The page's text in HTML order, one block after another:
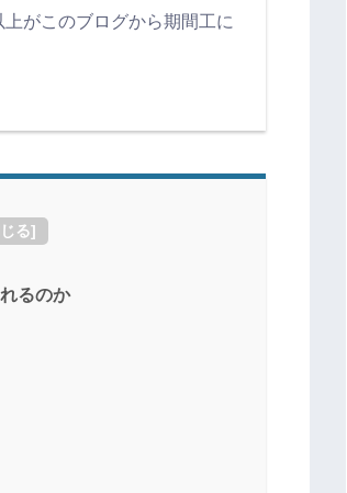
がこのブログから期間工に
る]
るのか